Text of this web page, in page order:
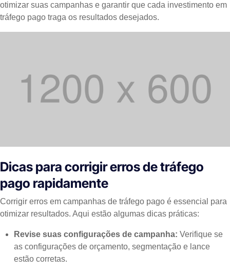
otimizar suas campanhas e garantir que cada investimento em
tráfego pago traga os resultados desejados.
Dicas para corrigir erros de tráfego
pago rapidamente
Corrigir erros em campanhas de tráfego pago é essencial para
otimizar resultados. Aqui estão algumas dicas práticas:
Revise suas configurações de campanha: Verifique se
as configurações de orçamento, segmentação e lance
estão corretas.